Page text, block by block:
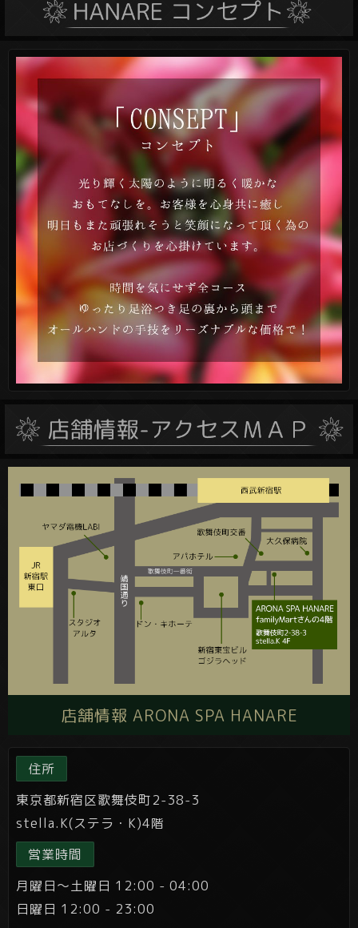
店舗情報 ARONA SPA HANARE
住所
東京都新宿区歌舞伎町2-38-3
stella.K(ステラ・K)4階
営業時間
月曜日～土曜日 12:00 - 04:00
日曜日 12:00 - 23:00